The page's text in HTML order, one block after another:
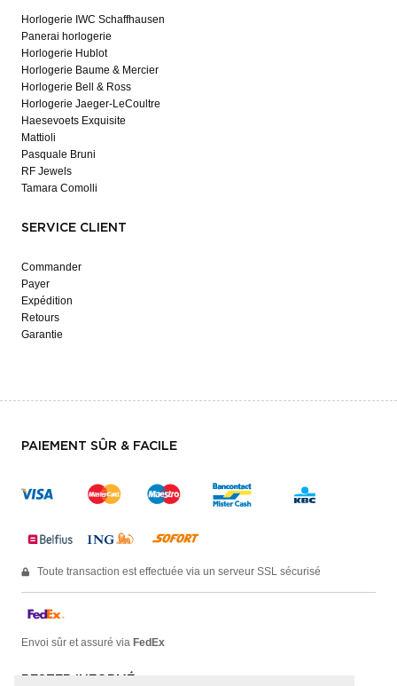
Horlogerie IWC Schaffhausen
Panerai horlogerie
Horlogerie Hublot
Horlogerie Baume & Mercier
Horlogerie Bell & Ross
Horlogerie Jaeger-LeCoultre
Haesevoets Exquisite
Mattioli
Pasquale Bruni
RF Jewels
Tamara Comolli
SERVICE CLIENT
Commander
Payer
Expédition
Retours
Garantie
PAIEMENT SÛR & FACILE
Toute transaction est effectuée via un serveur SSL sécurisé
Envoi sûr et assuré via FedEx
RESTER INFORMÉ